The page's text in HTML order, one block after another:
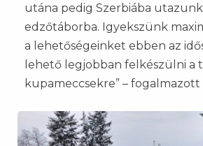
utána pedig Szerbiába
edzőtáborba. Igyekszünk
a lehetőségeinket ebben az
lehető legjobban felkészülni a
kupameccsekre” – fogalmazott